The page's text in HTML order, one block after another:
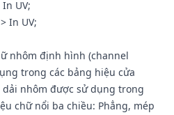
UV;
In UV;
nhôm định hình (channel
trong các bảng hiệu cửa
dải nhôm được sử dụng trong
chữ nổi ba chiều: Phẳng, mép